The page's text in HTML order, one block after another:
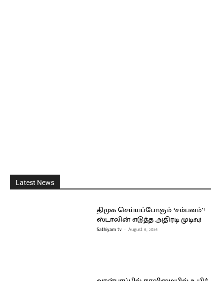
Latest News
திமுக செய்யப்போகும் ‘சம்பவம்’!
ஸ்டாலின் எடுத்த அதிரடி முடிவு!
Sathiyam tv - August 6, 2026